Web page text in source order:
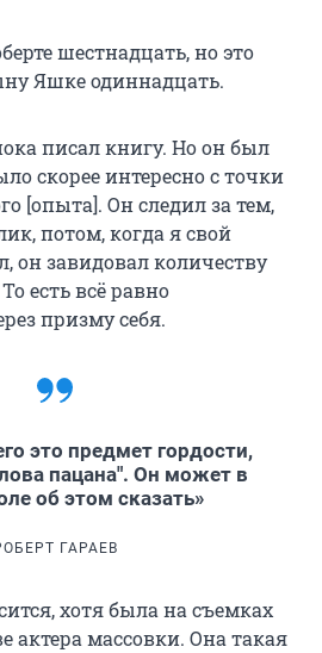
шестнадцать, но это
Яшке одиннадцать.
писал книгу. Но он был
скорее интересно с точки
[опыта]. Он следил за тем,
потом, когда я свой
он завидовал количеству
есть всё равно
призму себя.
это предмет гордости,
пацана". Он может в
об этом сказать»
ГАРАЕВ
хотя была на съемках
актера массовки. Она такая